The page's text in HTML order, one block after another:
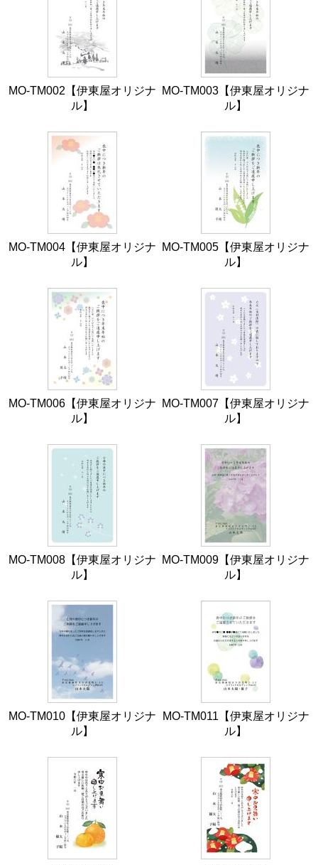
MO-TM002【伊東屋オリジナ
ル】
MO-TM003【伊東屋オリジナ
ル】
MO-TM004【伊東屋オリジナ
ル】
MO-TM005【伊東屋オリジナ
ル】
MO-TM006【伊東屋オリジナ
ル】
MO-TM007【伊東屋オリジナ
ル】
MO-TM008【伊東屋オリジナ
ル】
MO-TM009【伊東屋オリジナ
ル】
MO-TM010【伊東屋オリジナ
ル】
MO-TM011【伊東屋オリジナ
ル】